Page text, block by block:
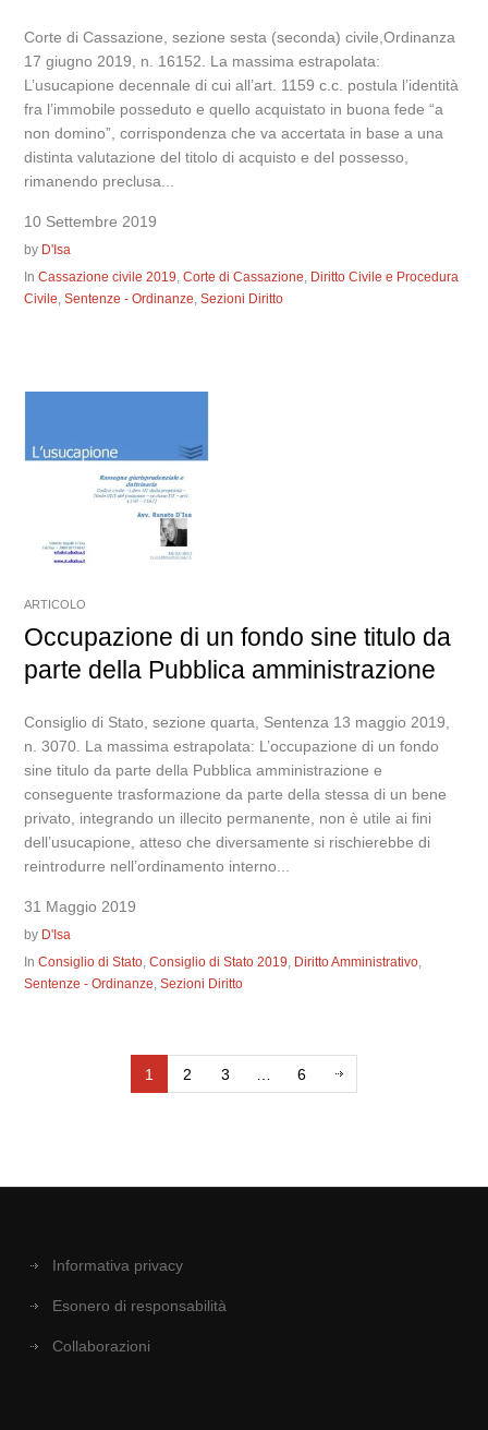
Corte di Cassazione, sezione sesta (seconda) civile,Ordinanza
17 giugno 2019, n. 16152. La massima estrapolata:
L’usucapione decennale di cui all’art. 1159 c.c. postula l’identità
fra l’immobile posseduto e quello acquistato in buona fede “a
non domino”, corrispondenza che va accertata in base a una
distinta valutazione del titolo di acquisto e del possesso,
rimanendo preclusa...
10 Settembre 2019
by D'Isa
InCassazione civile 2019,Corte di Cassazione, Diritto Civile e Procedura
Civile,Sentenze - Ordinanze,Sezioni Diritto
ARTICOLO
Occupazione di un fondo sine titulo da
parte della Pubblica amministrazione
Consiglio di Stato, sezione quarta, Sentenza 13 maggio 2019,
n. 3070. La massima estrapolata: L’occupazione di un fondo
sine titulo da parte della Pubblica amministrazione e
conseguente trasformazione da parte della stessa di un bene
privato, integrando un illecito permanente, non è utile ai fini
dell’usucapione, atteso che diversamente si rischierebbe di
reintrodurre nell’ordinamento interno...
31 Maggio 2019
by D'Isa
InConsiglio di Stato,Consiglio di Stato 2019, Diritto Amministrativo,
Sentenze - Ordinanze,Sezioni Diritto
1 2 3 6
Informativa privacy
Esonero di responsabilità
Collaborazioni